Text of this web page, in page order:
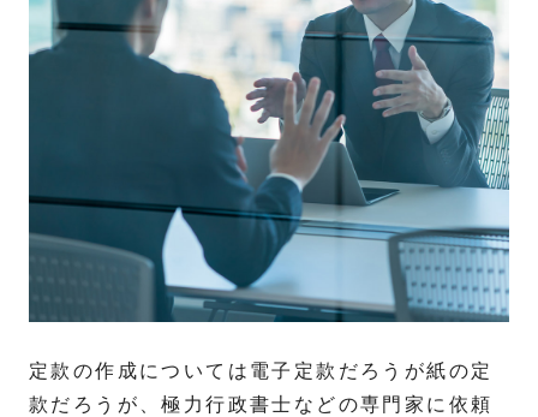
定款の作成については電子定款だろうが紙の定
款だろうが、極力行政書士などの専門家に依頼